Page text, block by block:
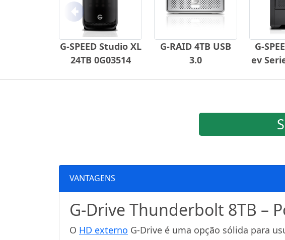
G-SPEED Studio XL
24TB 0G03514
G-RAID 4TB USB
3.0
G-
ev
Anterior
VANTAGENS
G-Drive Thunderbolt 8TB –
O HD externo G-Drive é uma opção sólida para